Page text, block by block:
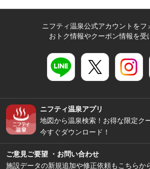
ニフティ温泉公式アカウントをフ
おトク情報やクーポン情報を受
ニフティ温泉アプリ
地図から温泉検索！お得な限定ク
今すぐダウンロード！
ご意見ご要望 ・お問い合わせ
施設データの新規追加や修正依頼もこちらか